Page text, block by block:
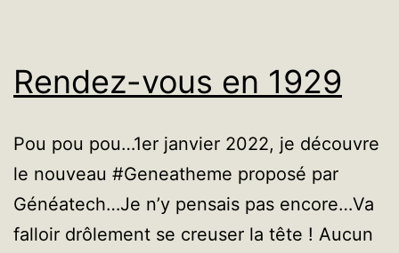
Rendez-vous en 1929
Pou pou pou…1er janvier 2022, je découvre
le nouveau #Geneatheme proposé par
Généatech…Je n’y pensais pas encore…Va
falloir drôlement se creuser la tête ! Aucun